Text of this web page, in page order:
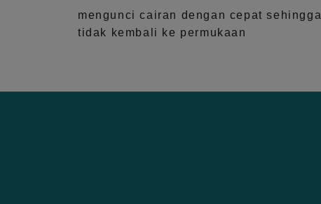
mengunci cairan dengan cepat sehingga
tidak kembali ke permukaan